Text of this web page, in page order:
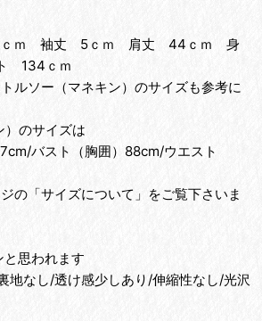
ｍ 袖丈 5ｃｍ 肩丈 44ｃｍ 身
134ｃｍ
ルソー（マネキン）のサイズも参考に
のサイズは
バスト（胸囲）88cm/ウエスト
の「サイズについて」をご覧下さいま
われます
なし/透け感少しあり/伸縮性なし/光沢